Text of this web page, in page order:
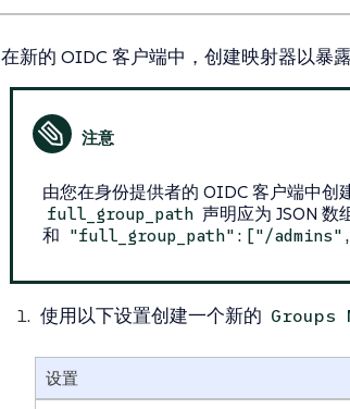
在新的 OIDC 客户端中，创建映射器以暴露
由您在身份提供者的 OIDC 客户端中创
full_group_path 声明应为 JSON 数
和 "full_group_path":["/
使用以下设置创建一个新的 Groups
设置